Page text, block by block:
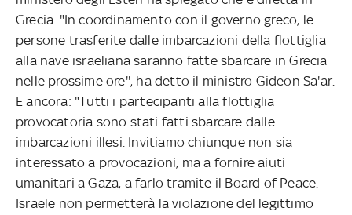
Grecia. "In coordinamento con il governo greco, le
persone trasferite dalle imbarcazioni della flottiglia
alla nave israeliana saranno fatte sbarcare in Grecia
nelle prossime ore'', ha detto il ministro Gideon Sa'ar.
E ancora: "Tutti i partecipanti alla flottiglia
provocatoria sono stati fatti sbarcare dalle
imbarcazioni illesi. Invitiamo chiunque non sia
interessato a provocazioni, ma a fornire aiuti
umanitari a Gaza, a farlo tramite il Board of Peace.
Israele non permetterà la violazione del legittimo